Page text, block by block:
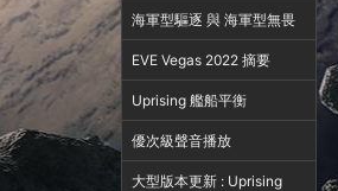
海軍型驅逐 與 海軍型無畏
EVE Vegas 2022 摘要
Uprising 艦船平衡
優次級聲音播放
大型版本更新 : Uprising